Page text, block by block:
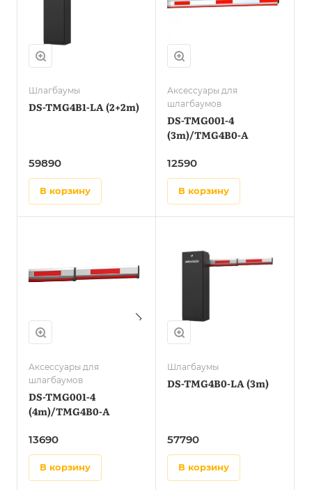
Шлагбаумы
DS-TMG4B1-LA (2+2m)
59890
в корзину
Аксессуары для
шлагбаумов
DS-TMG001-4
(3m)/TMG4B0-A
12590
в корзину
Аксессуары для
шлагбаумов
DS-TMG001-4
(4m)/TMG4B0-A
13690
в корзину
Шлагбаумы
DS-TMG4B0-LA (3m)
57790
в корзину